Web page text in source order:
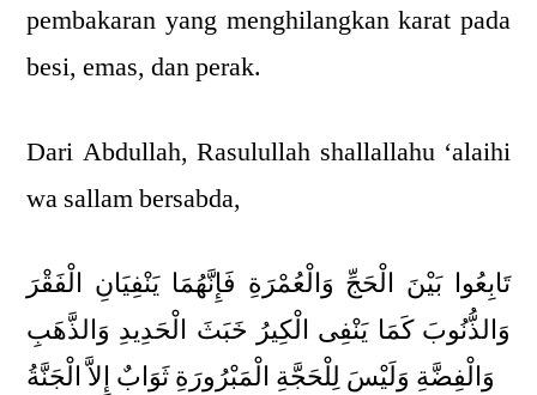
pembakaran yang menghilangkan karat pada
besi, emas, dan perak.
Dari Abdullah, Rasulullah shallallahu ‘alaihi
wa sallam bersabda,
تَابِعُوا بَيْنَ الْحَجِّ وَالْعُمْرَةِ فَإِنَّهُمَا يَنْفِيَانِ الْفَقْرَ
وَالذُّنُوبَ كَمَا يَنْفِى الْكِيرُ خَبَثَ الْحَدِيدِ وَالذَّهَبِ
وَالْفِضَّةِ وَلَيْسَ لِلْحَجَّةِ الْمَبْرُورَةِ ثَوَابٌ إِلاَّ الْجَنَّةُ